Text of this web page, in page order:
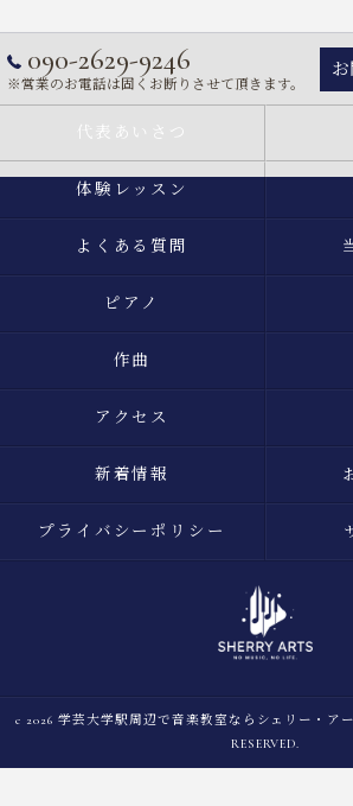
090-2629-9246
※営業のお電話は固くお断りさせて頂きます。
代表あいさつ
体験レッスン
よくある質問
ピアノ
作曲
アクセス
新着情報
プライバシーポリシー
c 2026 学芸大学駅周辺で音楽教室ならシェリー・ア
RESERVED.